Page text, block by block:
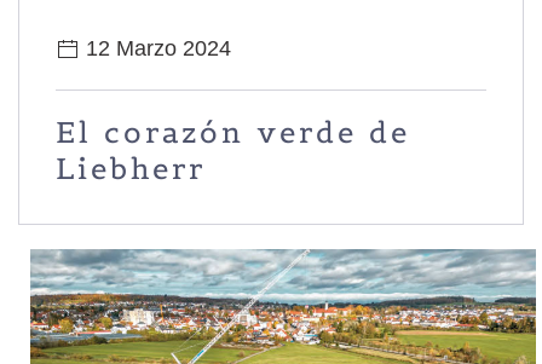
12 Marzo 2024
El corazón verde de
Liebherr